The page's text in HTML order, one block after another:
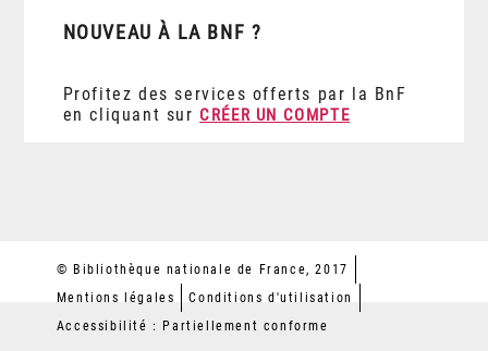
NOUVEAU À LA BNF ?
Profitez des services offerts par la BnF
en cliquant sur CRÉER UN COMPTE
© Bibliothèque nationale de France, 2017
Mentions légales
Conditions d'utilisation
Accessibilité : Partiellement conforme